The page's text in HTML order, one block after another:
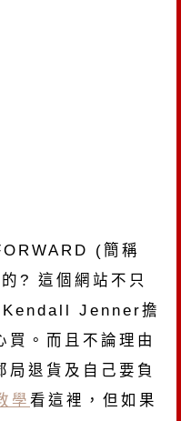
(簡稱
? 這個網站不只
Kendall Jenner擔
買。而且不論理由
局退貨及自己要負
學 看這裡，但如果